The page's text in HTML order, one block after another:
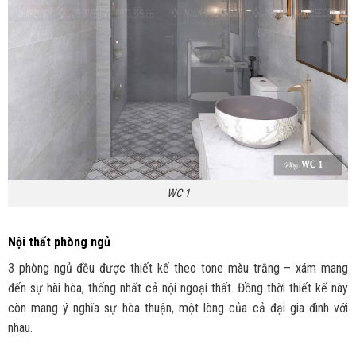
WC 1
Nội thất phòng ngủ
3 phòng ngủ đều được thiết kế theo tone màu trắng – xám mang
đến sự hài hòa, thống nhất cả nội ngoại thất. Đồng thời thiết kế này
còn mang ý nghĩa sự hòa thuận, một lòng của cả đại gia đình với
nhau.